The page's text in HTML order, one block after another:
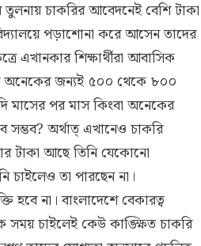
তুলনায় চাকরির আবেদনেই বেশি টাকা
পড়াশোনা করে আসেন তাদের
এখানকার শিক্ষার্থীরা আবাসিক
অনেকের জন্যই ৫০০ থেকে ৮০০
মাসের পর মাস কিংবা অনেকের
সম্ভব? অর্থাত্ এখানেও চাকরি
টাকা আছে তিনি যেকোনো
চাইলেও তা পারছেন না।
না। বাংলাদেশে বেকারত্ব
সময় চাইলেই কেউ কাঙ্ক্ষিত চাকরি